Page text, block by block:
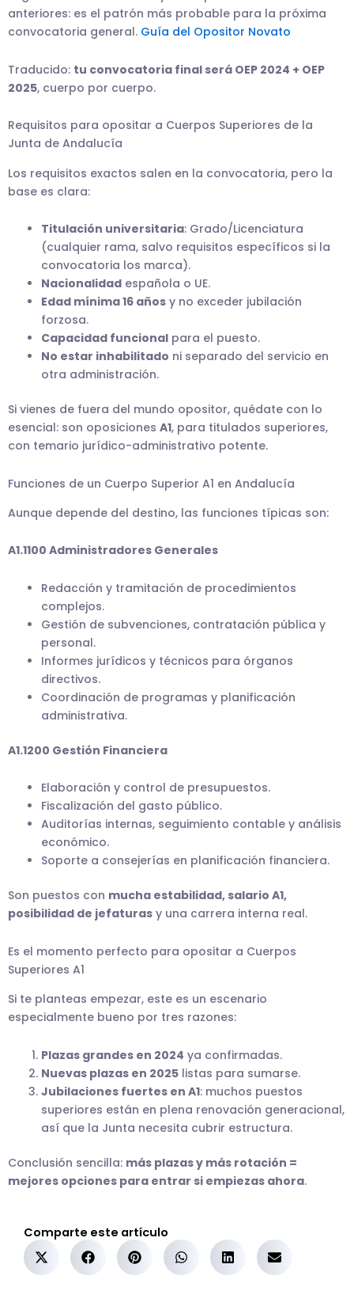
anteriores: es el patrón más probable para la próxima
convocatoria general. Guía del Opositor Novato
Traducido: tu convocatoria final será OEP 2024 + OEP
2025, cuerpo por cuerpo.
Requisitos para opositar a Cuerpos Superiores de la
Junta de Andalucía
Los requisitos exactos salen en la convocatoria, pero la
base es clara:
Titulación universitaria: Grado/Licenciatura
(cualquier rama, salvo requisitos específicos si la
convocatoria los marca).
Nacionalidad española o UE.
Edad mínima 16 años y no exceder jubilación
forzosa.
Capacidad funcional para el puesto.
No estar inhabilitado ni separado del servicio en
otra administración.
Si vienes de fuera del mundo opositor, quédate con lo
esencial: son oposiciones A1, para titulados superiores,
con temario jurídico-administrativo potente.
Funciones de un Cuerpo Superior A1 en Andalucía
Aunque depende del destino, las funciones típicas son:
A1.1100 Administradores Generales
Redacción y tramitación de procedimientos
complejos.
Gestión de subvenciones, contratación pública y
personal.
Informes jurídicos y técnicos para órganos
directivos.
Coordinación de programas y planificación
administrativa.
A1.1200 Gestión Financiera
Elaboración y control de presupuestos.
Fiscalización del gasto público.
Auditorías internas, seguimiento contable y análisis
económico.
Soporte a consejerías en planificación financiera.
Son puestos con mucha estabilidad, salario A1,
posibilidad de jefaturas y una carrera interna real.
Es el momento perfecto para opositar a Cuerpos
Superiores A1
Si te planteas empezar, este es un escenario
especialmente bueno por tres razones:
Plazas grandes en 2024 ya confirmadas.
Nuevas plazas en 2025 listas para sumarse.
Jubilaciones fuertes en A1: muchos puestos
superiores están en plena renovación generacional,
así que la Junta necesita cubrir estructura.
Conclusión sencilla: más plazas y más rotación =
mejores opciones para entrar si empiezas ahora.
Comparte este artículo